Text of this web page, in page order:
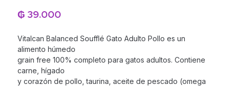
₲ 39.000
Vitalcan Balanced Soufflé Gato Adulto Pollo es un
alimento húmedo
grain free 100% completo para gatos adultos. Contiene
carne, hígado
y corazón de pollo, taurina, aceite de pescado (omega